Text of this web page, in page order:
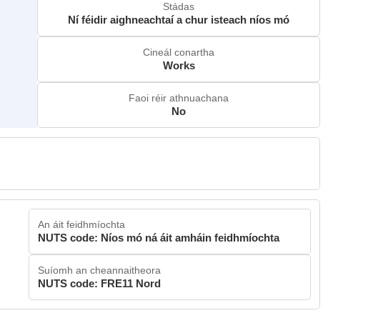
Stádas
Ní féidir aighneachtaí a chur isteach níos mó
Cineál conartha
Works
Faoi réir athnuachana
No
An áit feidhmíochta
NUTS code: Níos mó ná áit amháin feidhmíochta
Suíomh an cheannaitheora
NUTS code: FRE11 Nord